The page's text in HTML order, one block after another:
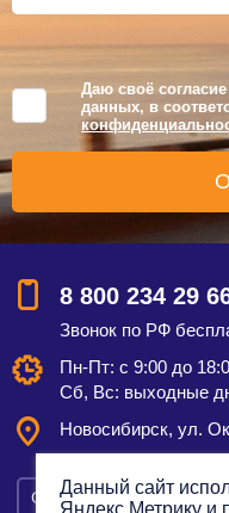
Даю своё
данных, в
8 800 234 29
Звонок по РФ
Пн-Пт: с 9:00 до
Сб, Вс: выходные
Новосибирск, ул.
Смотреть на карте
Данный сайт
Яндекс.Метрику и